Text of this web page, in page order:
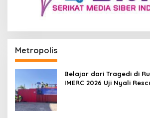
Metropolis
Belajar dari Tragedi di
IMERC 2026 Uji Nyali